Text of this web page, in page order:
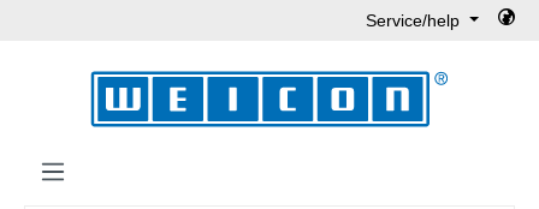
Service/help